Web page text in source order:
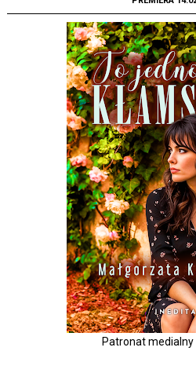
Patronat medialny